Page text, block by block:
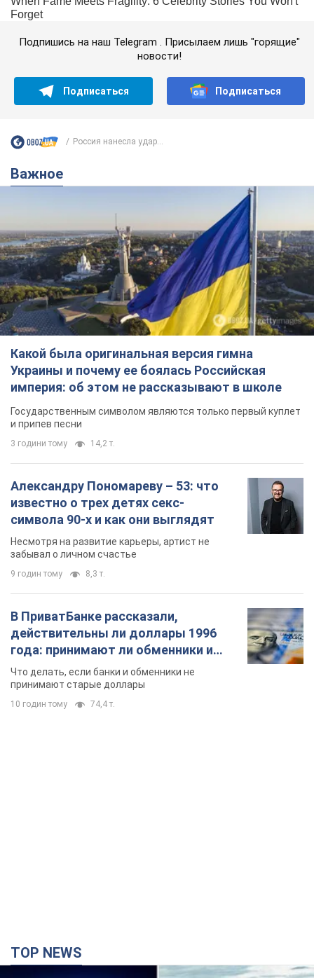
Подпишись на наш Telegram . Присылаем лишь "горящие"
новости!
Подписаться Подписаться
Россия нанесла удар...
Важное
Какой была оригинальная версия гимна
Украины и почему ее боялась Российская
империя: об этом не рассказывают в школе
Государственным символом являются только первый куплет
и припев песни
3 години тому 14,2 т.
Александру Пономареву – 53: что
известно о трех детях секс-
символа 90-х и как они выглядят
Несмотря на развитие карьеры, артист не
забывал о личном счастье
9 годин тому 8,3 т.
В ПриватБанке рассказали,
действительны ли доллары 1996
года: принимают ли обменники и
банки такие купюры
Что делать, если банки и обменники не
принимают старые доллары
10 годин тому 74,4 т.
TOP NEWS